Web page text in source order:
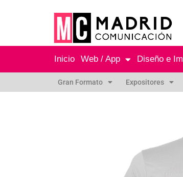
Inicio Web / App Diseño e
Gran Formato Expositores